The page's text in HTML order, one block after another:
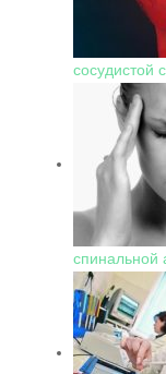
сосудистой
спинальной